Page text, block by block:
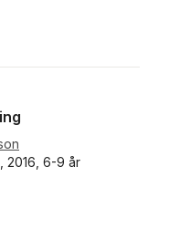
2016, 6-9 år